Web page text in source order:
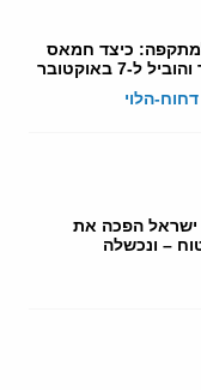
כיצד חמאס
7 באוקטובר
הלוי
ישראל הפכה את
– ונכשלה